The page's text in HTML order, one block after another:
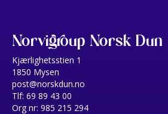
Norvigroup Norsk Dun
Kjærlighetsstien 1
1850 Mysen
post@norskdun.no
Tlf: 69 89 43 00
Org nr: 985 215 294